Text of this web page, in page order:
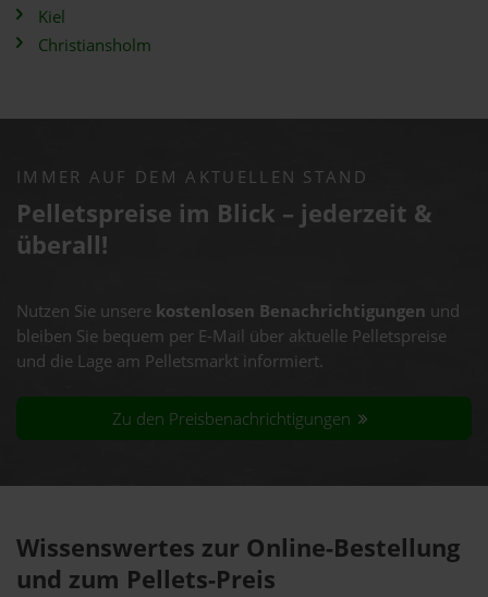
Kiel
Christiansholm
IMMER AUF DEM AKTUELLEN STAND
Pelletspreise im Blick – jederzeit &
überall!
Nutzen Sie unsere kostenlosen Benachrichtigungen und
bleiben Sie bequem per E-Mail über aktuelle Pelletspreise
und die Lage am Pelletsmarkt informiert.
Zu den Preisbenachrichtigungen
Wissenswertes zur Online-Bestellung
und zum Pellets-Preis